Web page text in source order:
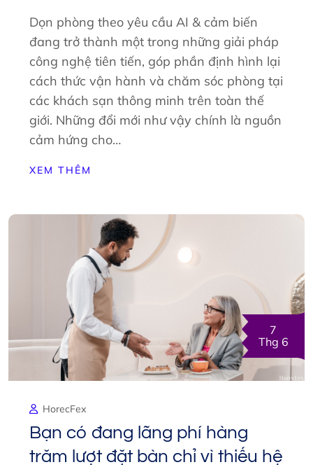
Dọn phòng theo yêu cầu AI & cảm biến
đang trở thành một trong những giải pháp
công nghệ tiên tiến, góp phần định hình lại
cách thức vận hành và chăm sóc phòng tại
các khách sạn thông minh trên toàn thế
giới. Những đổi mới như vậy chính là nguồn
cảm hứng cho…
XEM THÊM
7
Thg 6
HorecFex
Bạn có đang lãng phí hàng
trăm lượt đặt bàn chỉ vì thiếu hệ